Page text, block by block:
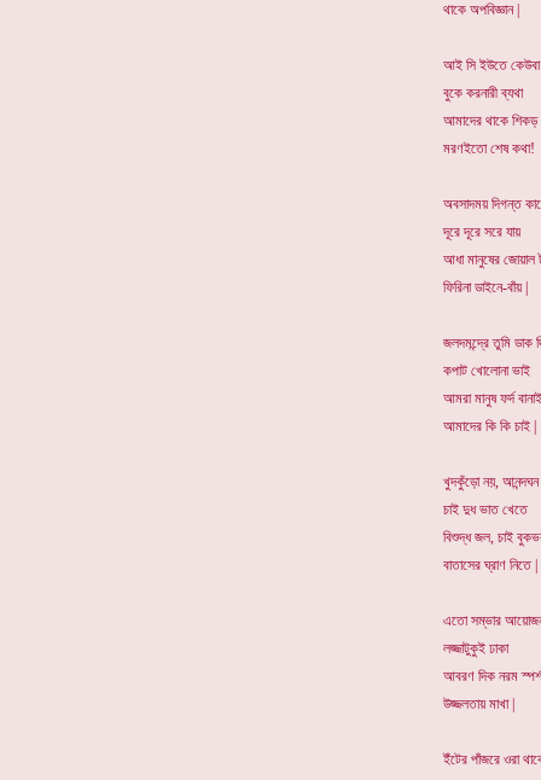
থাকে অপবিজ্ঞান |
আই সি ইউতে কেউবা
বুকে করনারী ব্যথা
আমাদের থাকে শিকড়
মরণইতো শেষ কথা!
অবসাদময় দিগন্ত
দূরে দূরে সরে যায়
আধা মানুষের জোয়াল
ফিরিনা ডাইনে-বাঁয় |
জলদমন্দ্রে তুমি ডাক
কপাট খোলোনা ভাই
আমরা মানুষ ফর্দ বানাই
আমাদের কি কি চাই |
খুদকুঁড়ো নয়, আনন্দঘন
চাই দুধ ভাত খেতে
বিশুদ্ধ জল, চাই
বাতাসের ঘ্রাণ নিতে |
এতো সম্ভার
লজ্জাটুকুই ঢাকা
আবরণ দিক নরম স্পর্শ
উজ্জলতায় মাখা |
ইঁটের পাঁজরে ওরা